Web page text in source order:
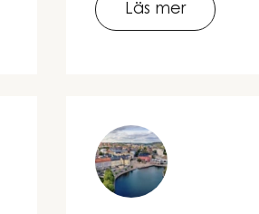
Läs mer